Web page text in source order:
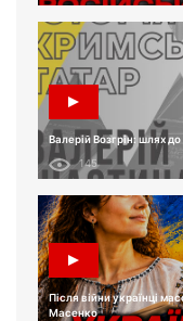
Валерій Возгрін: шлях до
145
Після війни українці
Масенко